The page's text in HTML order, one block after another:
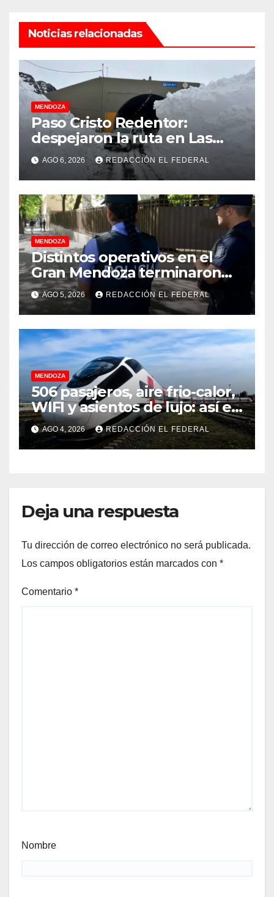
Noticias relacionadas
MENDOZA
Paso Cristo Redentor:
despejaron la ruta en Las
Cuevas antes de otro
temporal con unos 1.500
camiones varados
AGO 6, 2026 REDACCIÓN EL FEDERAL
MENDOZA
Distintos operativos en el
Gran Mendoza terminaron
con cuatro delincuentes
detenidos
AGO 5, 2026 REDACCIÓN EL FEDERAL
MENDOZA
506 pasajeros, aire frio-calor,
WIFI y asientos de lujo: así es
el tren de China que llega a
Mendoza
AGO 4, 2026 REDACCIÓN EL FEDERAL
Deja una respuesta
Tu dirección de correo electrónico no será publicada.
Los campos obligatorios están marcados con *
Comentario *
Nombre